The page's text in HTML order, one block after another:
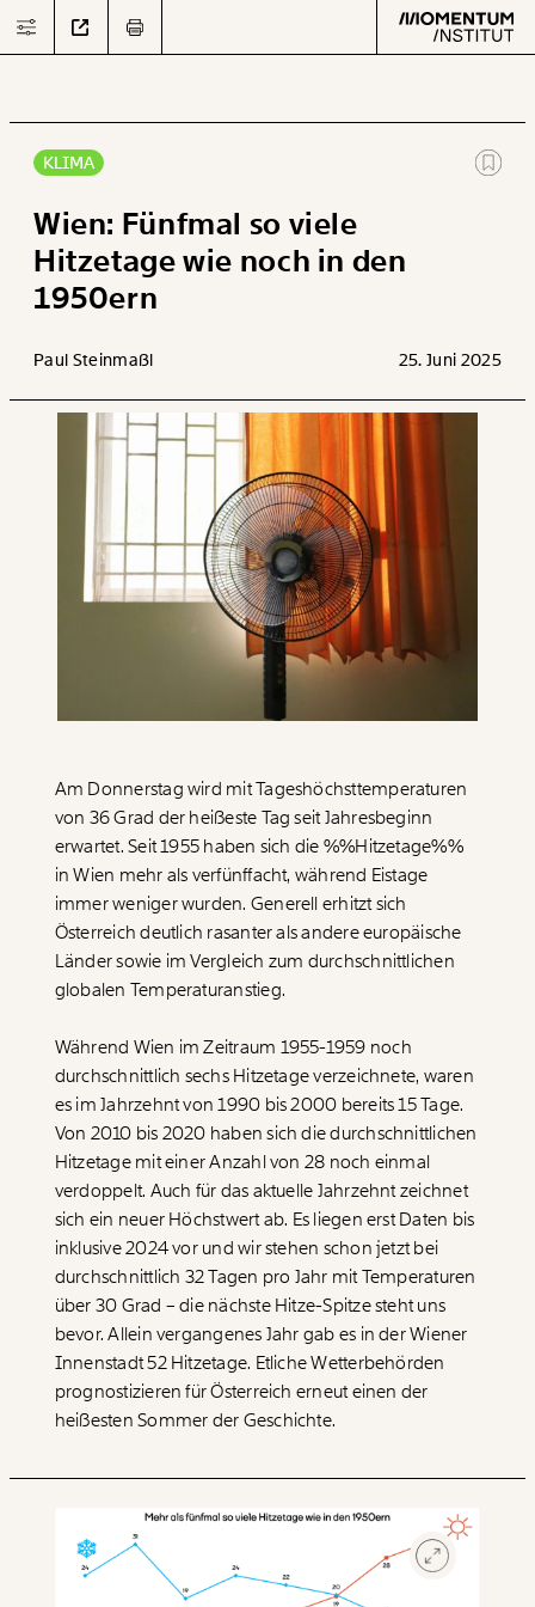
Arbeit
Verteilung
Klima
Datensätze
Paper der Woche
Projekte
Kürzungslandkarte
Erbschaftssteuer-Rechner
Koalitions-Kompass
Arbeitslosenrechner
Befristungs-Monitor
Pflegerechner
Parlagram
Team
Jahresberichte
Pressebereich
Jobs & Fellowships
second
Veränderung
beginnt mit Dir!
Werde Fördermitgliedund wir können gemeinsam
KLIMA
Wien: Fünfmal so viele
Hitzetage wie noch in den
1950ern
Paul Steinmaßl 25. Juni 2025
Am Donnerstag wird mit Tageshöchsttemperaturen
von 36 Grad der heißeste Tag seit Jahresbeginn
erwartet. Seit 1955 haben sich die %%Hitzetage%%
in Wien mehr als verfünffacht, während Eistage
immer weniger wurden. Generell erhitzt sich
Österreich deutlich rasanter als andere europäische
Länder sowie im Vergleich zum durchschnittlichen
globalen Temperaturanstieg.
Während Wien im Zeitraum 1955-1959 noch
durchschnittlich sechs Hitzetage verzeichnete, waren
es im Jahrzehnt von 1990 bis 2000 bereits 15 Tage.
Von 2010 bis 2020 haben sich die durchschnittlichen
Hitzetage mit einer Anzahl von 28 noch einmal
verdoppelt. Auch für das aktuelle Jahrzehnt zeichnet
sich ein neuer Höchstwert ab. Es liegen erst Daten bis
inklusive 2024 vor und wir stehen schon jetzt bei
durchschnittlich 32 Tagen pro Jahr mit Temperaturen
über 30 Grad – die nächste Hitze-Spitze steht uns
bevor. Allein vergangenes Jahr gab es in der Wiener
Innenstadt 52 Hitzetage. Etliche Wetterbehörden
prognostizieren für Österreich erneut einen der
heißesten Sommer der Geschichte.